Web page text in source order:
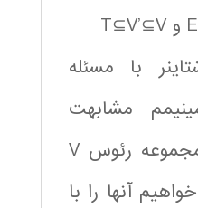
با مسئله
مشابهت
دارد: فرض کنید مجموعه رئوس V
آنها را با